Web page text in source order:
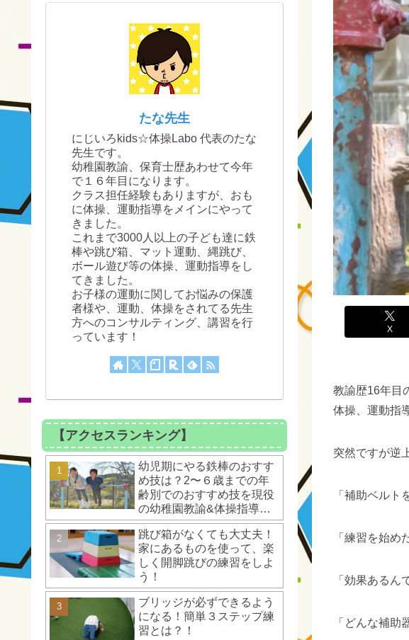
X
教諭歴16年目
体操、運動指
突然ですが逆
「補助ベルト
「練習を始め
「効果あるん
「どんな補助
たな先生
にじいろkids☆体操Labo 代表のたな
先生です。
幼稚園教諭、保育士歴あわせて今年
で１６年目になります。
クラス担任経験もありますが、おも
に体操、運動指導をメインにやって
きました。
これまで3000人以上の子ども達に鉄
棒や跳び箱、マット運動、縄跳び、
ボール遊び等の体操、運動指導をし
てきました。
お子様の運動に関してお悩みの保護
者様や、運動、体操をされてる先生
方へのコンサルティング、講習を行
っています！
【アクセスランキング】
幼児期にやる鉄棒のおすす
め技は？2〜６歳までの年
齢別でのおすすめ技を現役
の幼稚園教諭&体操指導者
が解説！
跳び箱がなくても大丈夫！
家にあるものを使って、楽
しく開脚跳びの練習をしよ
う！
ブリッジが必ずできるよう
になる！簡単３ステップ練
習とは？！